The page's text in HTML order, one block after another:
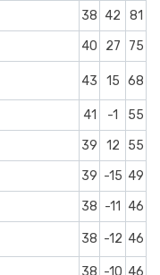
38 42
81
40 27 75
43 15 68
41 -1
55
39 12
55
39 -15 49
38 -11 46
38 -12 46
38 -10 46